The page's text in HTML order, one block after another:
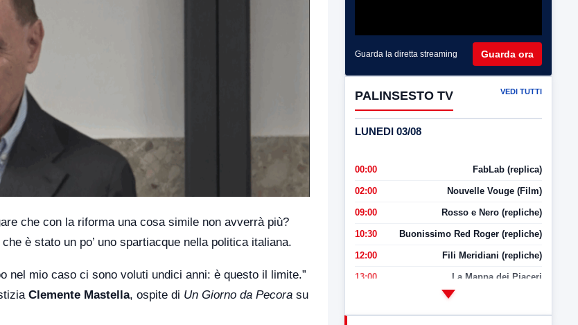
che con la riforma una cosa simile non avverrà più?
è stato un po’ uno spartiacque nella politica italiana.
nel mio caso ci sono voluti undici anni: è questo il limite.”
Clemente Mastella, ospite di Un Giorno da Pecora su
Guarda la diretta streaming Guarda ora
PALINSESTO TV VEDI TUTTI
LUNEDI 03/08
00:00 FabLab (replica)
02:00 Nouvelle Vouge (Film)
09:00 Rosso e Nero (repliche)
10:30 Buonissimo Red Roger (repliche)
12:00 Fili Meridiani (repliche)
13:00 La Mappa dei Piaceri